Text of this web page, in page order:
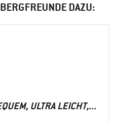
DAZU:
ULTRA LEICHT,...